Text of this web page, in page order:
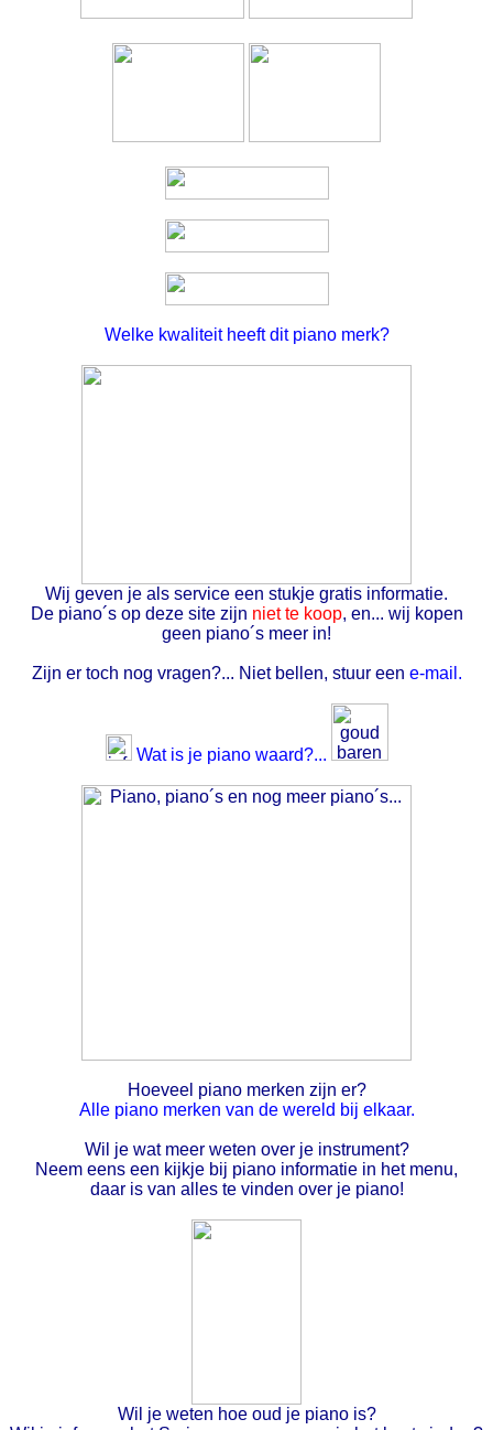
Welke kwaliteit heeft dit piano merk?
Wij geven je als service een stukje gratis informatie.
De piano´s op deze site zijn niet te koop, en... wij kopen
geen piano´s meer in!
Zijn er toch nog vragen?... Niet bellen, stuur een e-mail.
Wat is je piano waard?...
Hoeveel piano merken zijn er?
Alle piano merken van de wereld bij elkaar.
Wil je wat meer weten over je instrument?
Neem eens een kijkje bij piano informatie in het menu,
daar is van alles te vinden over je piano!
Wil je weten hoe oud je piano is?